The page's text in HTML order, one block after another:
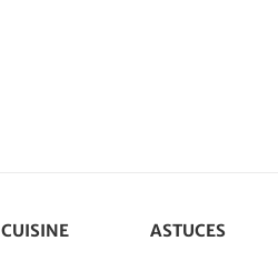
CUISINE ASTUCES